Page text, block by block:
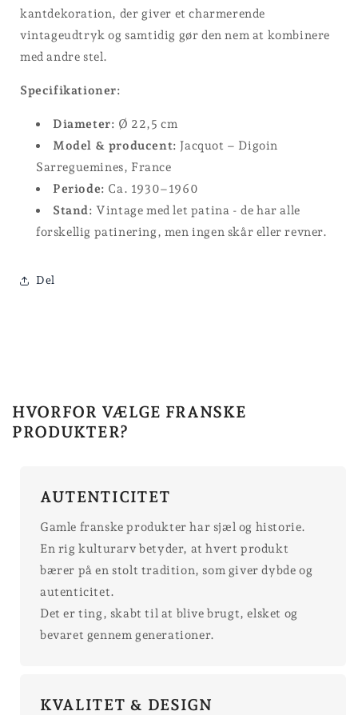
kantdekoration, der giver et charmerende
vintageudtryk og samtidig gør den nem at kombinere
med andre stel.
Specifikationer:
Diameter: Ø 22,5 cm
Model & producent:Jacquot – Digoin
Sarreguemines, France
Periode: Ca. 1930–1960
Stand: Vintage med let patina - de har alle
forskellig patinering, men ingen skår eller revner.
Del
HVORFOR VÆLGE FRANSKE
PRODUKTER?
AUTENTICITET
Gamle franske produkter har sjæl og historie.
En rig kulturarv betyder, at hvert produkt
bærer på en stolt tradition, som giver dybde og
autenticitet.
Det er ting, skabt til at blive brugt, elsket og
bevaret gennem generationer.
KVALITET & DESIGN